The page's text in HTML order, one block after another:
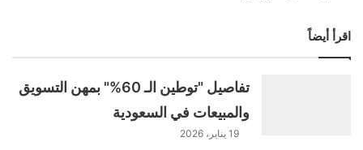
اقرأ أيضاً
تفاصيل "توطين الـ 60%" بمهن التسويق
والمبيعات في السعودية
19 يناير، 2026